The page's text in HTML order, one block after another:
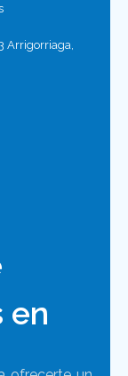
Arrigorriaga,
en